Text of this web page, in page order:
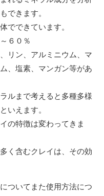
できます。
でできています。
６０％
リン、アルミニウム、マ
、塩素、マンガン等があ
ルまで考えると多種多様
いえます。
の特徴は変わってきま
く含むクレイは、その効
ついてまた使用方法につ